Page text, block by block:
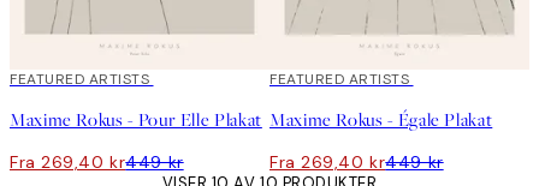
40%*
FEATURED ARTISTS
Maxime Rokus - Pour Elle Plakat
Fra 269,40 kr449 kr
40%*
FEATURED ARTISTS
Maxime Rokus - Égale Plakat
Fra 269,40 kr449 kr